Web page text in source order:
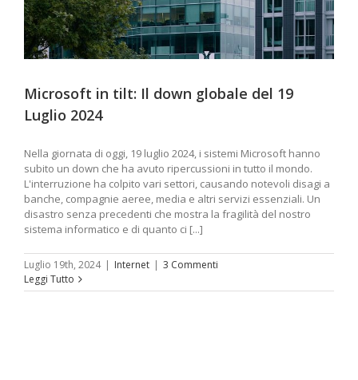
Microsoft in tilt: Il down globale del 19
Luglio 2024
Nella giornata di oggi, 19 luglio 2024, i sistemi Microsoft hanno
subito un down che ha avuto ripercussioni in tutto il mondo.
L'interruzione ha colpito vari settori, causando notevoli disagi a
banche, compagnie aeree, media e altri servizi essenziali. Un
disastro senza precedenti che mostra la fragilità del nostro
sistema informatico e di quanto ci [...]
Luglio 19th, 2024 | Internet | 3 Commenti
Leggi Tutto